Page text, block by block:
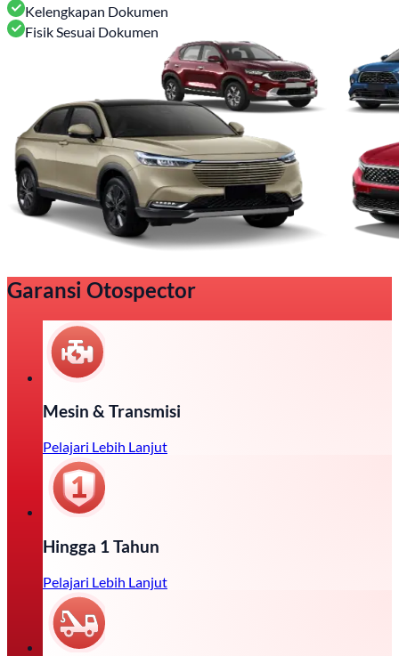
Kelengkapan Dokumen
Fisik Sesuai Dokumen
Garansi Otospector
Mesin & Transmisi
Pelajari Lebih Lanjut
Hingga 1 Tahun
Pelajari Lebih Lanjut